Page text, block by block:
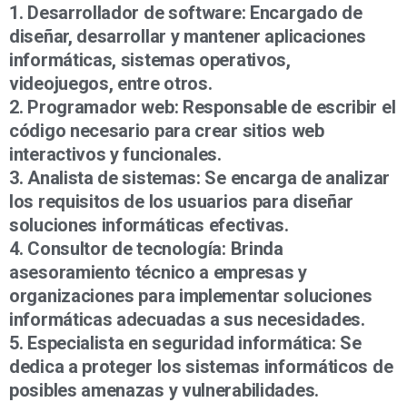
1. Desarrollador de software: Encargado de
diseñar, desarrollar y mantener aplicaciones
informáticas, sistemas operativos,
videojuegos, entre otros.
2. Programador web: Responsable de escribir el
código necesario para crear sitios web
interactivos y funcionales.
3. Analista de sistemas: Se encarga de analizar
los requisitos de los usuarios para diseñar
soluciones informáticas efectivas.
4. Consultor de tecnología: Brinda
asesoramiento técnico a empresas y
organizaciones para implementar soluciones
informáticas adecuadas a sus necesidades.
5. Especialista en seguridad informática: Se
dedica a proteger los sistemas informáticos de
posibles amenazas y vulnerabilidades.